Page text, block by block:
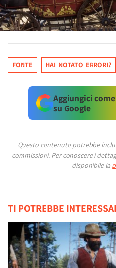
FONTE HAI NOTATO ERRORI?
Aggiungici
su Google
Questo contenuto potrebbe
commissioni. Per conoscere i
disponibile la
TI POTREBBE